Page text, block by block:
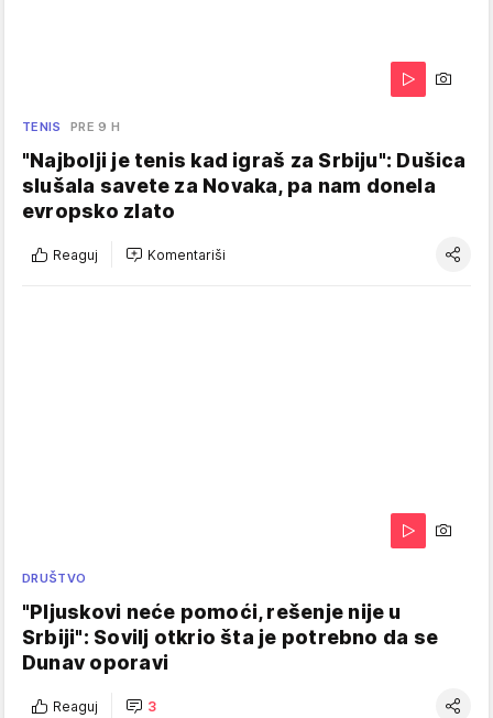
TENIS PRE 9 H
"Najbolji je tenis kad igraš za Srbiju": Dušica
slušala savete za Novaka, pa nam donela
evropsko zlato
Reaguj Komentariši
DRUŠTVO
"Pljuskovi neće pomoći, rešenje nije u
Srbiji": Sovilj otkrio šta je potrebno da se
Dunav oporavi
Reaguj 3